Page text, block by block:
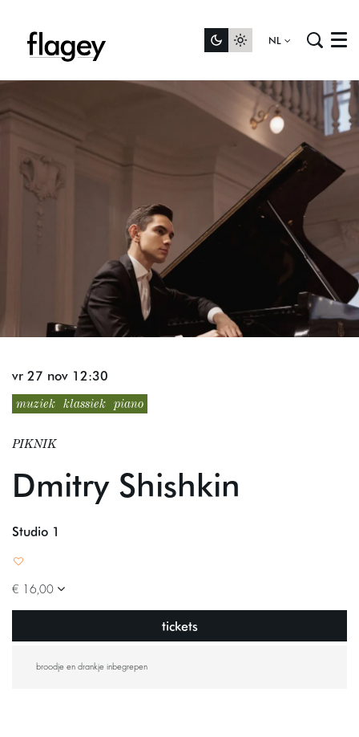
NL Menu
muziek klassiek piano
Dmitry Shishkin
PIKNIK
vr 27 nov 12:30
Studio 1
€ 16,00
tickets
broodje en drankje inbegrepen